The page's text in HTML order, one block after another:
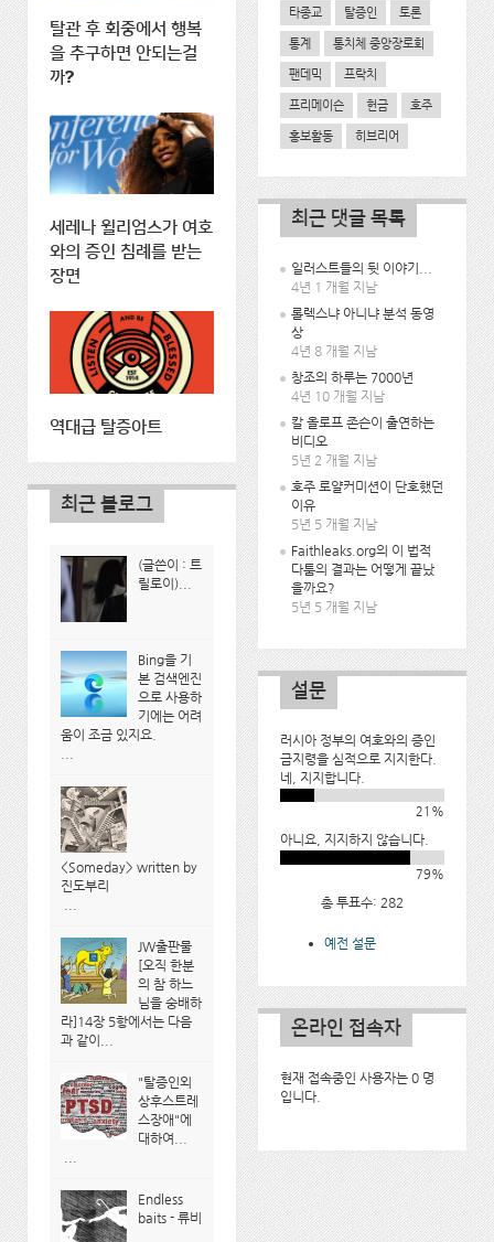
탈관 후 회중에서 행복
을 추구하면 안되는걸
까?
세레나 윌리엄스가 여호
와의 증인 침례를 받는
장면
역대급 탈증아트
타종교 탈증인 토론
통계 통치체 중앙장로회
팬데믹 프락치
프리메이슨 헌금 호주
홍보활동 히브리어
최근 댓글 목록
일러스트들의 뒷 이야기...
4년 1 개월 지남
롤렉스냐 아니냐 분석 동영
상
4년 8 개월 지남
창조의 하루는 7000년
4년 10 개월 지남
칼 올로프 존슨이 출연하는
비디오
5년 2 개월 지남
호주 로얄커미션이 단호했던
이유
5년 5 개월 지남
Faithleaks.org의 이 법적
다툼의 결과는 어떻게 끝났
을까요?
5년 5 개월 지남
최근 블로그
(글쓴이 : 트
릴로이)...
Bing을 기
본 검색엔진
으로 사용하
기에는 어려
움이 조금 있지요.
<Someday> written by
진도부리
JW출판물
[오직 한분
의 참 하느
님을 숭배하
라]14장 5항에서는 다음
과 같이...
"탈증인외
상후스트레
스장애"에
대하여...
Endless
baits - 류비
설문
러시아 정부의 여호와의 증인
금지령을 심적으로 지지한다.
네, 지지합니다.
21%
아니요, 지지하지 않습니다.
79%
총 투표수: 282
예전 설문
온라인 접속자
현재 접속중인 사용자는 0 명
입니다.